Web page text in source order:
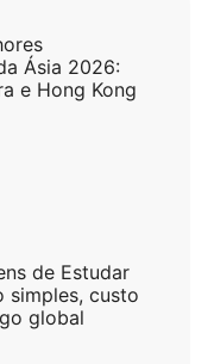
Ásia 2026:
e Hong Kong
de Estudar
simples, custo
global